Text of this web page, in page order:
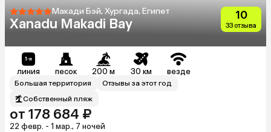
Макади Бэй, Хургада, Египет
Xanadu Makadi Bay
10
33 отзыва
линия песок 200 м 30 км везде
Большая территория
Отзывы за этот год
Собственный пляж
от 178 684 ₽
22 февр. - 1 мар., 7 ночей